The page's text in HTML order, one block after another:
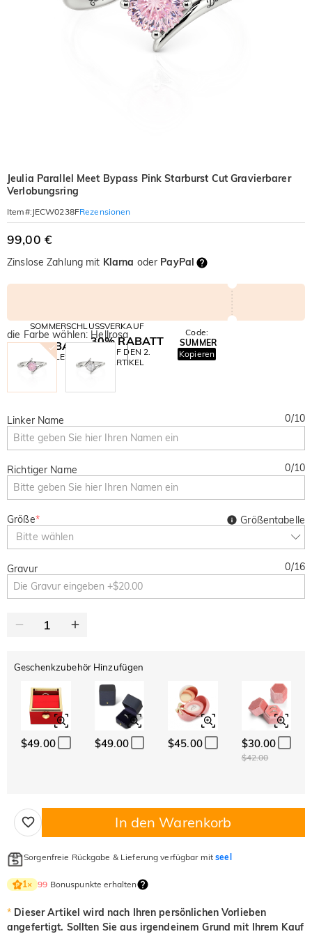
Jeulia Parallel Meet Bypass Pink Starburst Cut Gravierbarer
Verlobungsring
Item#: JECW0238FRezensionen
99,00 €
Zinslose Zahlung mit Klarna oder PayPal
SOMMERSCHLUSSVERKAUF
10% RABATT
AUF ALLES
30% RABATT
AUF DEN 2.
ARTIKEL
Code:
SUMMER
Kopieren
die Farbe wählen: Hellrosa
Linker Name 0/10
Richtiger Name 0/10
Größe*
Bitte wählen
Größentabelle
Gravur 0/16
Geschenkzubehör Hinzufügen
$49.00 $49.00 $45.00 $30.00
$42.00
In den Warenkorb
Sorgenfreie Rückgabe & Lieferung verfügbar mitseel
1× 99 Bonuspunkte erhalten
* Dieser Artikel wird nach Ihren persönlichen Vorlieben
angefertigt. Sollten Sie aus irgendeinem Grund mit Ihrem Kauf